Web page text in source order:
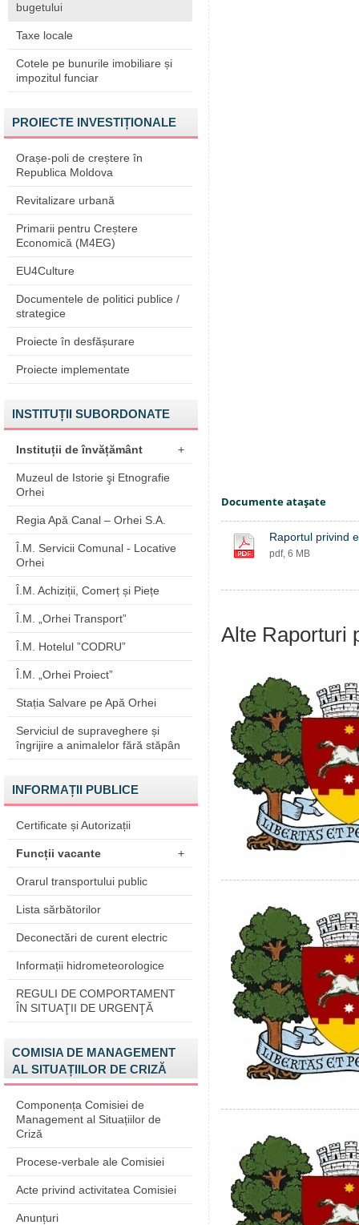
bugetului
Taxe locale
Cotele pe bunurile imobiliare și
impozitul funciar
PROIECTE INVESTIȚIONALE
Orașe-poli de creștere în
Republica Moldova
Revitalizare urbană
Primarii pentru Creștere
Economică (M4EG)
EU4Culture
Documentele de politici publice /
strategice
Proiecte în desfășurare
Proiecte implementate
INSTITUȚII SUBORDONATE
Instituții de învățământ +
Muzeul de Istorie şi Etnografie
Orhei
Regia Apă Canal – Orhei S.A.
Î.M. Servicii Comunal - Locative
Orhei
Î.M. Achiziții, Comerț și Piețe
Î.M. „Orhei Transport”
Î.M. Hotelul ”CODRU”
Î.M. „Orhei Proiect”
Stația Salvare pe Apă Orhei
Serviciul de supraveghere și
îngrijire a animalelor fără stăpân
INFORMAȚII PUBLICE
Certificate și Autorizații
Funcții vacante +
Orarul transportului public
Lista sărbătorilor
Deconectări de curent electric
Informații hidrometeorologice
REGULI DE COMPORTAMENT
ÎN SITUAŢII DE URGENŢĂ
COMISIA DE MANAGEMENT
AL SITUAȚIILOR DE CRIZĂ
Componența Comisiei de
Management al Situațiilor de
Criză
Procese-verbale ale Comisiei
Acte privind activitatea Comisiei
Anunțuri
Documente ataşate
Raportul privind
pdf, 6 MB
Alte Raporturi